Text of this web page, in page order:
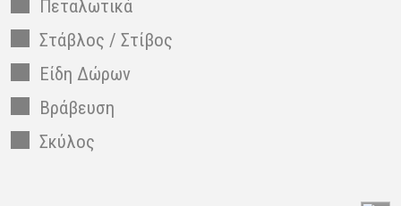
Πεταλωτικά
Στάβλος / Στίβος
Είδη Δώρων
Βράβευση
Σκύλος